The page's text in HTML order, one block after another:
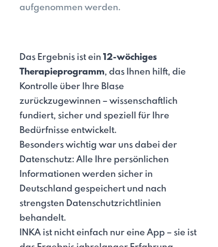
aufgenommen werden.
Das Ergebnis ist ein 12-wöchiges
Therapieprogramm, das Ihnen hilft, die
Kontrolle über Ihre Blase
zurückzugewinnen – wissenschaftlich
fundiert, sicher und speziell für Ihre
Bedürfnisse entwickelt.
Besonders wichtig war uns dabei der
Datenschutz: Alle Ihre persönlichen
Informationen werden sicher in
Deutschland gespeichert und nach
strengsten Datenschutzrichtlinien
behandelt.
INKA ist nicht einfach nur eine App – sie ist